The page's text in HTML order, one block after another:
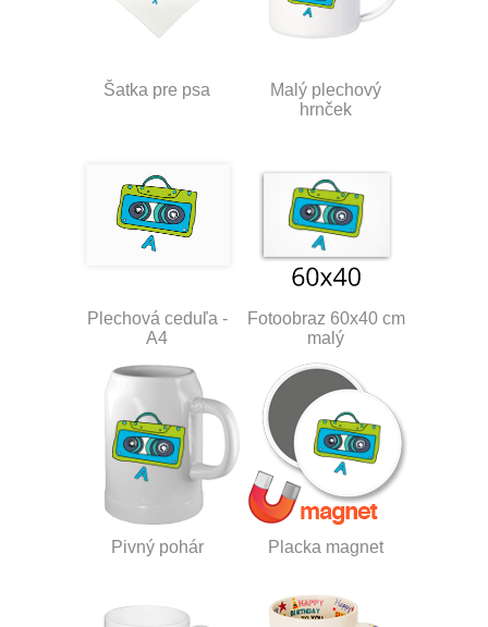
Šatka pre psa
Malý plechový
hrnček
Plechová ceduľa -
A4
Fotoobraz 60x40 cm
malý
Pivný pohár Placka magnet